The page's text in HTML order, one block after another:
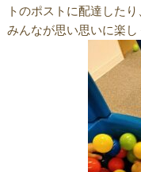
トのポストに配達したり
みんなが思い思いに楽